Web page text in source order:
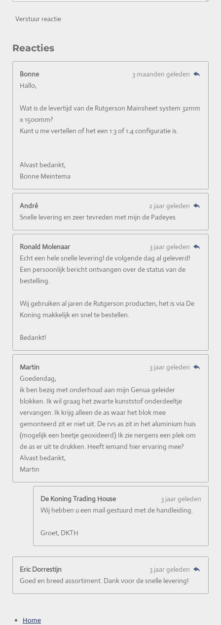
Verstuur reactie
Reacties
Bonne
3 maanden geleden
Hallo,
Wat is de levertijd van de Rutgerson Mainsheet system 32mm
x 1500mm?
Kunt u me vertellen of het een 1:3 of 1:4 configuratie is.
Alvast bedankt,
Bonne Meintema
André
2 jaar geleden
Snelle levering en zeer tevreden met mijn de Padeyes
Ronald Molenaar
3 jaar geleden
Echt een hele snelle levering! de volgende dag al geleverd!
Een persoonlijk bericht ontvangen over de status van de
bestelling.
Wij gebruiken al jaren de Rutgerson producten, het is via De
Koning makkelijk en snel te bestellen.
Bedankt!
Martin
3 jaar geleden
Goedendag,
ik ben bezig met onderhoud aan mijn Genua geleider
blokken. Ik wil graag het zwarte kunststof onderdeeltje
vervangen. Ik krijg alleen de as waar het blok mee
gemonteerd zit er niet uit. De rvs as zit in het aluminium huis
(mogelijk een beetje geoxideerd) Ik zie nergens een plek om
de as er uit te drukken. Heeft iemand hier ervaring mee?
Alvast bedankt,
Martin
De Koning Trading House
3 jaar geleden
Wij hebben u een mail gestuurd met de handleiding.
Groet, DKTH
Eric Dorrestijn
3 jaar geleden
Goed en breed assortiment. Dank voor de snelle levering!
Home